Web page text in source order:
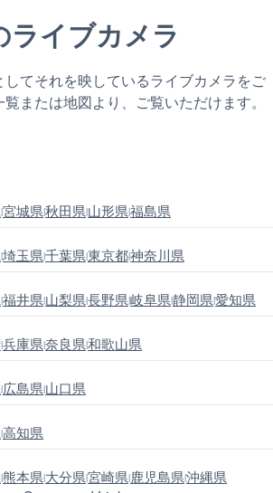
ライブカメラ
てそれを映しているライブカメラをご
または地図より、ご覧いただけます。
|宮城県|秋田県|山形県|福島県
|埼玉県|千葉県|東京都|神奈川県
|福井県|山梨県|長野県|岐阜県|静岡県|愛知県
|兵庫県|奈良県|和歌山県
|広島県|山口県
|高知県
|熊本県|大分県|宮崎県|鹿児島県|沖縄県